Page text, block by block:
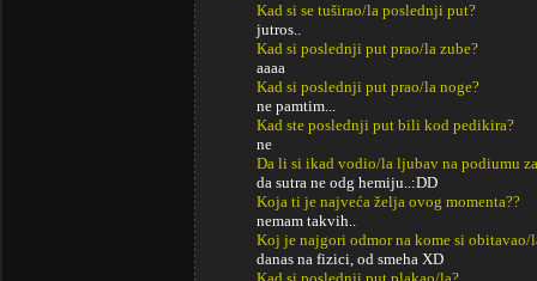
Kad si se tuširao/la poslednji put?
jutros..
Kad si poslednji put prao/la zube?
aaaa
Kad si poslednji put prao/la noge?
ne pamtim...
Kad ste poslednji put bili kod pedikira?
ne
Da li si ikad vodio/la ljubav na podiumu
da sutra ne odg hemiju..:DD
Koja ti je najveća želja ovog momenta??
nemam takvih..
Koj je najgori odmor na kome si obitavao/
danas na fizici, od smeha XD